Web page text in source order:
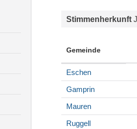
Stimmenherkunft
Gemeinde
Eschen
Gamprin
Mauren
Ruggell